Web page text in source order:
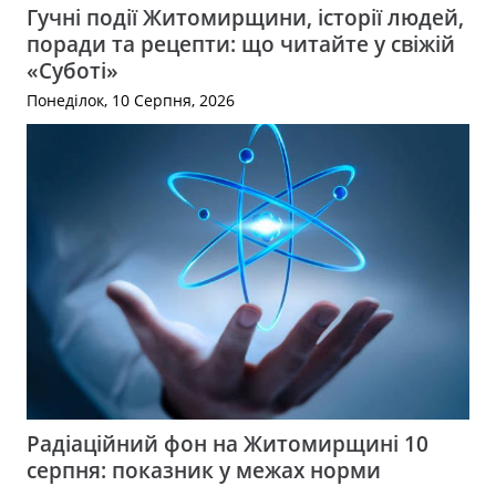
Гучні події Житомирщини, історії людей,
поради та рецепти: що читайте у свіжій
«Суботі»
Понеділок, 10 Серпня, 2026
Радіаційний фон на Житомирщині 10
серпня: показник у межах норми